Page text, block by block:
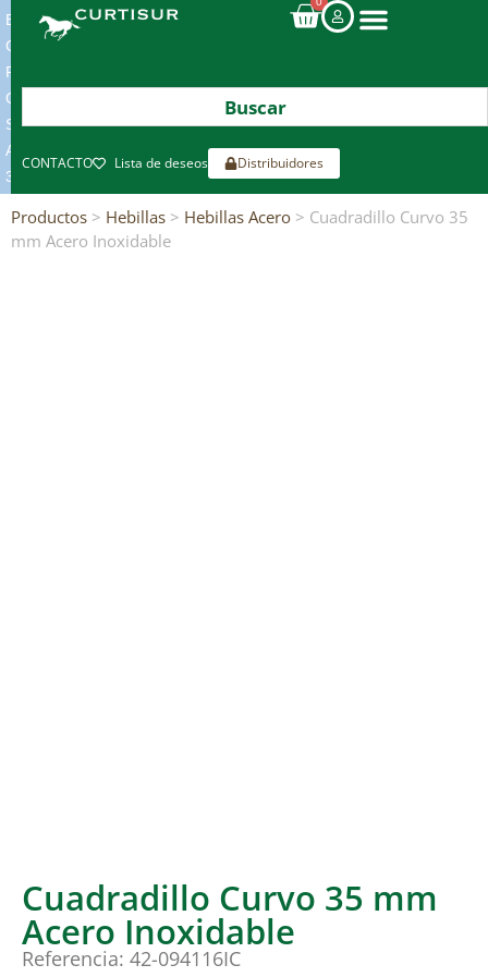
ENVIOS
GRATIS
POR
COMPRAS
SUPERIORES
A
300€*
CONTACTO Lista de deseos Distribuidores
Productos > Hebillas > Hebillas Acero > Cuadradillo Curvo 35
mm Acero Inoxidable
Cuadradillo Curvo 35 mm
Acero Inoxidable
Referencia: 42-094116IC